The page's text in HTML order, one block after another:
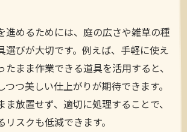
にする簡単作業テクニック
りを簡単にする基本作業テクニッ
時短できる楽な方法と手順を解説
も安心できる草刈り簡単ステップ
進めるためには、庭の広さや雑草の種
選びが大切です。例えば、手軽に使え
たまま作業できる道具を活用すると、
つ美しい仕上がりが期待できます。
放置せず、適切に処理することで、
スクも低減できます。